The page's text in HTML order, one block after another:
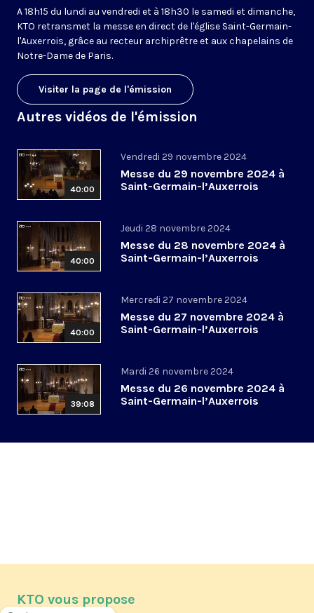
A 18h15 du lundi au vendredi et à 18h30 le samedi et dimanche,
KTO retransmet la messe en direct de l'église Saint-Germain-
l'Auxerrois, grâce au recteur archiprêtre et aux chapelains de
Notre-Dame de Paris.
Visiter la page de l'émission
Autres vidéos de l'émission
40:00
Vendredi 29 novembre 2024
Messe du 29 novembre 2024 à
Saint-Germain-l’Auxerrois
40:00
Jeudi 28 novembre 2024
Messe du 28 novembre 2024 à
Saint-Germain-l’Auxerrois
40:00
Mercredi 27 novembre 2024
Messe du 27 novembre 2024 à
Saint-Germain-l’Auxerrois
39:08
Mardi 26 novembre 2024
Messe du 26 novembre 2024 à
Saint-Germain-l’Auxerrois
KTO vous propose